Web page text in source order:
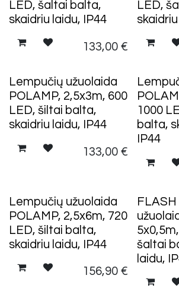
LED, šaltai balta,
skaidriu laidu, IP44
133,00 €
LED,
Lempučių užuolaida
POLAMP, 2,5x3m, 600
LED, šiltai balta,
skaidriu laidu, IP44
133,00 €
1000
balta,
IP44
Lempučių užuolaida
POLAMP, 2,5x6m, 720
LED, šiltai balta,
skaidriu laidu, IP44
156,90 €
šaltai
laidu,